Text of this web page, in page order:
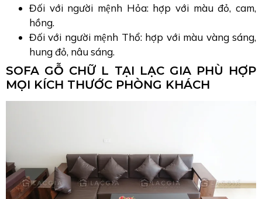
Đối với người mệnh Hỏa: hợp với màu đỏ, cam,
hồng.
Đối với người mệnh Thổ: hợp với màu vàng sáng,
hung đỏ, nâu sáng.
SOFA GỖ CHỮ L TẠI LẠC GIA PHÙ HỢP
MỌI KÍCH THƯỚC PHÒNG KHÁCH